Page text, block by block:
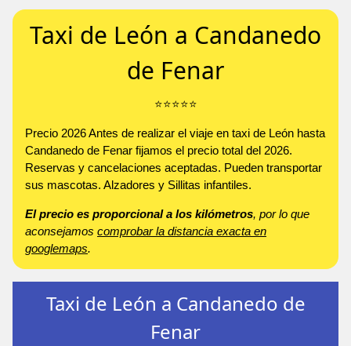
Taxi de León a Candanedo
de Fenar
⭐️⭐️⭐️⭐️⭐️
Precio 2026 Antes de realizar el viaje en taxi de León hasta
Candanedo de Fenar fijamos el precio total del 2026.
Reservas y cancelaciones aceptadas. Pueden transportar
sus mascotas. Alzadores y Sillitas infantiles.
El precio es proporcional a los kilómetros, por lo que
aconsejamos comprobar la distancia exacta en
googlemaps.
Taxi de León a Candanedo de
Fenar